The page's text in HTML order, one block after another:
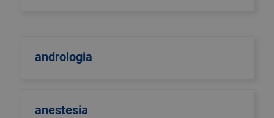
andrologia
anestesia